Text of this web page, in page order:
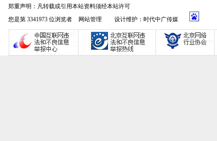
郑重声明：凡转载或引用本站资料须经本站许可
您是第 3341973 位浏览者
网站管理 设计维护：时代中广传媒